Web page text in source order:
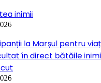
inimii
la Marșul pentru
în direct bătăile